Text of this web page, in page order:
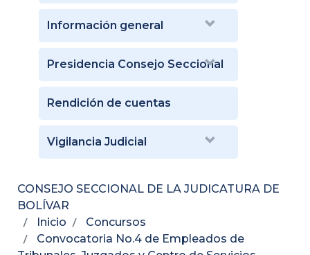
Información general
Presidencia Consejo Seccional
Rendición de cuentas
Vigilancia Judicial
CONSEJO SECCIONAL DE LA JUDICATURA DE
BOLÍVAR
Inicio
Concursos
Convocatoria No.4 de Empleados de